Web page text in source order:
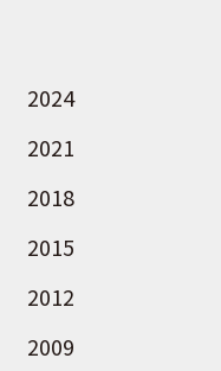
2024
2021
2018
2015
2012
2009